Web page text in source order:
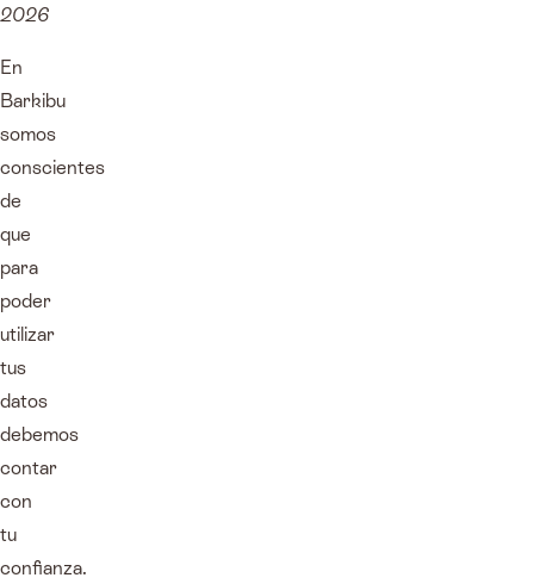
2026
En
Barkibu
somos
conscientes
de
que
para
poder
utilizar
tus
datos
debemos
contar
con
tu
confianza.